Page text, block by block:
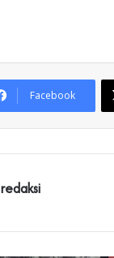
Facebook
redaksi